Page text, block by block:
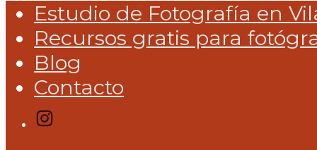
Estudio de Fotografía en
Recursos gratis para
Blog
Contacto
Instagram